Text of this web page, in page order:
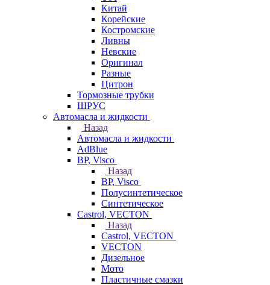
Китай
Корейские
Костромские
Ливны
Невские
Оригинал
Разные
Цитрон
Тормозные трубки
ШРУС
Автомасла и жидкости
Назад
Автомасла и жидкости
AdBlue
BP, Visco
Назад
BP, Visco
Полусинтетическое
Синтетическое
Castrol, VECTON
Назад
Castrol, VECTON
VECTON
Дизельное
Мото
Пластичные смазки